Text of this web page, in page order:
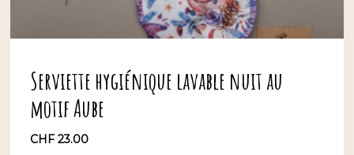
Serviette hygiénique lavable nuit au
motif Aube
CHF23.00
CHF23.00